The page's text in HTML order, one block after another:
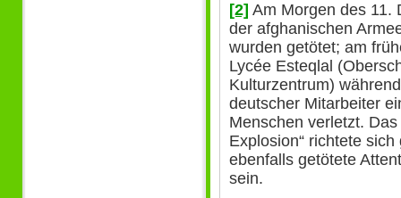
[2] Am Morgen des 11.
der afghanischen
wurden getötet; am
Lycée Esteqlal
Kulturzentrum)
deutscher Mitarbeiter
Menschen verletzt.
Explosion“ richtete
ebenfalls getötete
sein.